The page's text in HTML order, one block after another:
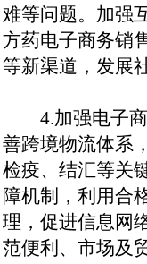
难等问题。加强
方药电子商务销
等新渠道，发展
4.加强电子商
善跨境物流体系
检疫、结汇等关
障机制，利用合
理，促进信息网
范便利、市场及